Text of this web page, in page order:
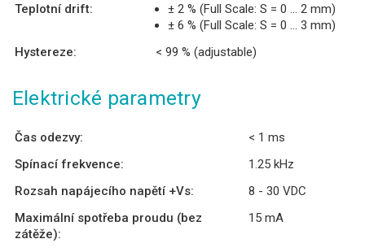
Teplotní drift:
± 2 % (Full Scale: S = 0 ... 2 mm)
± 6 % (Full Scale: S = 0 ... 3 mm)
Hystereze:
< 99 % (adjustable)
Elektrické parametry
Čas odezvy:
< 1 ms
Spínací frekvence:
1.25 kHz
Rozsah napájecího napětí +Vs:
8 - 30 VDC
Maximální spotřeba proudu (bez
zátěže):
15 mA